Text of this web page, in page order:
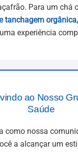
Para um chá
tanchagem
experiência
ao Nosso
Saúde
como nossa
a alcançar um